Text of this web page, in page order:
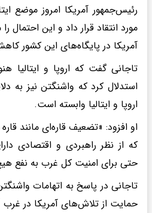
رئیس‌جمهور آمریکا امروز موضع
مورد انتقاد قرار داد و این
آمریکا در پایگاه‌های این کشور
تاجانی گفت که اروپا و ایتالیا
استدلال کرد که واشنگتن نیز به
اروپا و ایتالیا وابسته است.
او افزود: «تضعیف قاره‌ای مانند
که از نظر راهبردی و اقتصادی
حتی برای امنیت کل غرب به نفع
تاجانی در پاسخ به اتهامات
حمایت از تلاش‌های آمریکا در غرب